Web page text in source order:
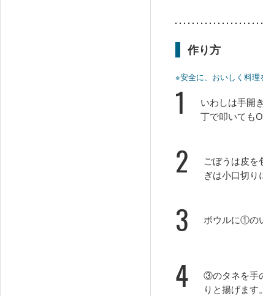
作り方
※安全に、おいしく料
1
いわしは手開
丁で叩いても
2
ごぼうは皮を
ぎは小口切り
3 ボウルに①の
4
③のタネを手
りと揚げます。